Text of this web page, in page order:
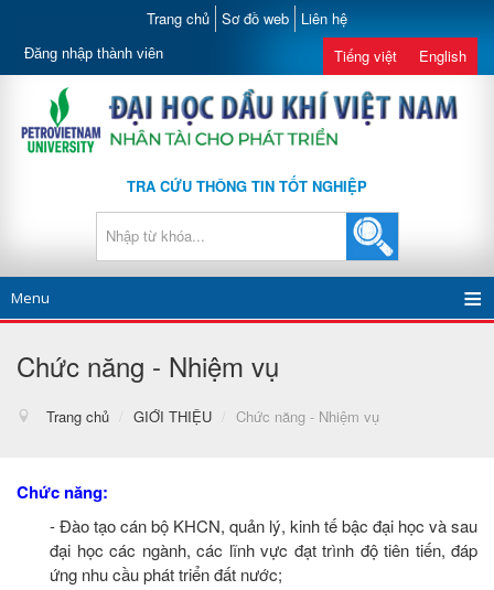
Trang chủ Sơ đồ web Liên hệ
Đăng nhập thành viên Tiếng việt English
TRA CỨU THÔNG TIN TỐT NGHIỆP
Menu
Chức năng - Nhiệm vụ
Trang chủ / GIỚI THIỆU / Chức năng - Nhiệm vụ
Chức năng:
- Đào tạo cán bộ KHCN, quản lý, kinh tế bậc đại học và sau
đại học các ngành, các lĩnh vực đạt trình độ tiên tiến, đáp
ứng nhu cầu phát triển đất nước;